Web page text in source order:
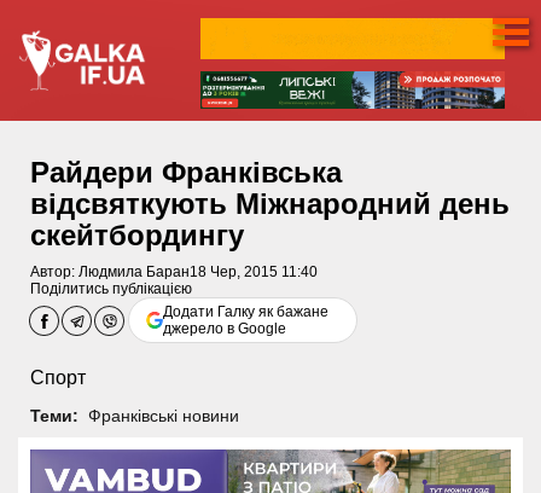
Райдери Франківська
відсвяткують Міжнародний день
скейтбордингу
Автор: Людмила Баран18 Чер, 2015 11:40
Поділитись публікацією
Додати Галку як бажане
джерело в Google
Спорт
Теми: Франківські новини